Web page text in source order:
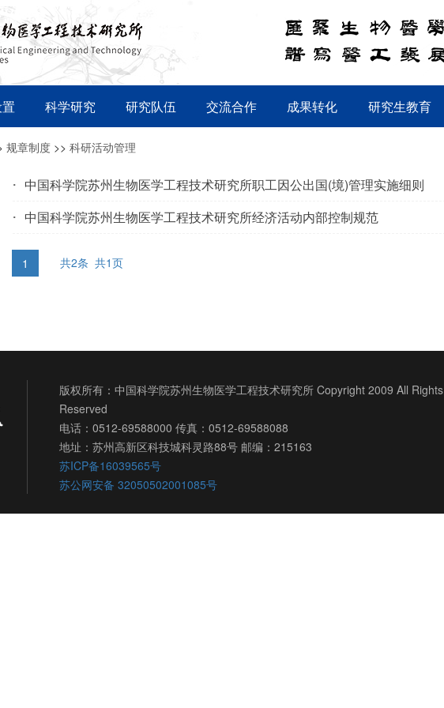
科学研究 研究队伍 交流合作 成果转化 研究生教育
规章制度 >> 科研活动管理
中国科学院苏州生物医学工程技术研究所职工因公出国(境)管理实施细则
中国科学院苏州生物医学工程技术研究所经济活动内部控制规范
1 共2条 共1页
版权所有：中国科学院苏州生物医学工程技术研究所 Copyright 2009 All Rights
Reserved
电话：0512-69588000 传真：0512-69588088
地址：苏州高新区科技城科灵路88号 邮编：215163
苏ICP备16039565号
苏公网安备 32050502001085号